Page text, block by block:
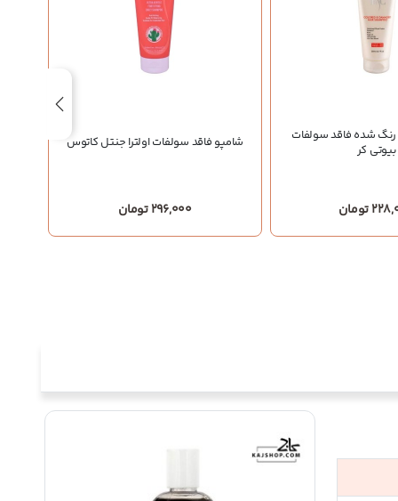
شده فاقد سولفات
بیوتی کر
تومان
شامپو فاقد سولفات اولترا جنتل کاتوس
296,000 تومان